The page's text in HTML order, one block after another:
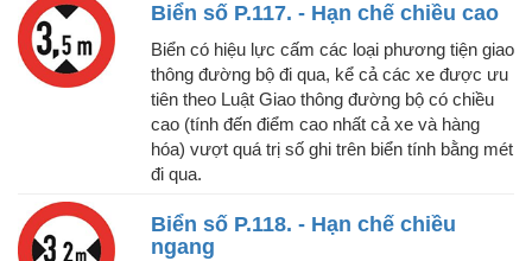
Biển số P.117. - Hạn chế chiều cao
Biển có hiệu lực cấm các loại phương tiện giao
thông đường bộ đi qua, kể cả các xe được ưu
tiên theo Luật Giao thông đường bộ có chiều
cao (tính đến điểm cao nhất cả xe và hàng
hóa) vượt quá trị số ghi trên biển tính bằng mét
đi qua.
Biển số P.118. - Hạn chế chiều
ngang